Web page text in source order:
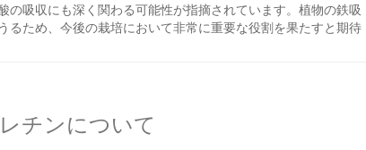
の吸収にも深く関わる可能性が指摘されています。植物の鉄吸
るため、今後の栽培において非常に重要な役割を果たすと期待
チンについて